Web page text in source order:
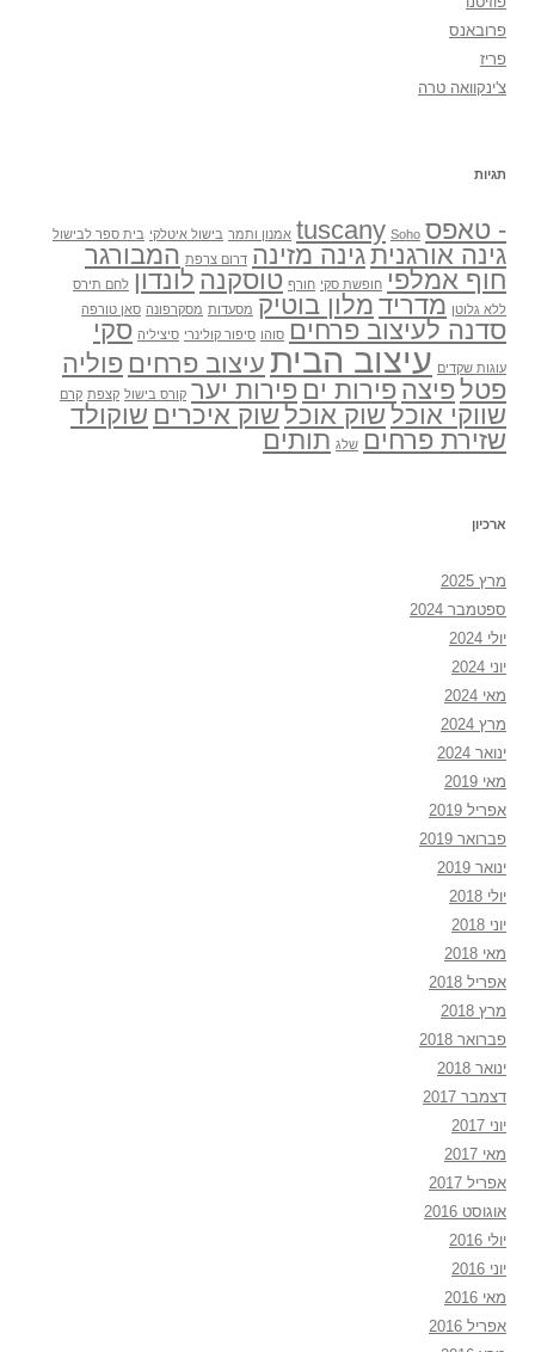
פרובאנס
פריז
צ'ינקוואה טרה
תגיות
- טאפס Soho
tuscany אמנון ותמר בישול איטלקי בית ספר לבישול
גינה אורגניתגינה מזינה דרום צרפת המבורגר
חוף אמלפי חופשת סקי חורף טוסקנה לונדון לחם תירס
ללא גלוטן מדריד מלון בוטיק מסעדות מסקרפונה סאן טורפה
סדנה לעיצוב פרחים סוהו סיפור קולינרי סיציליה סקי
עוגות שקדים עיצוב הבית עיצוב פרחים פוליה
פטלפיצה פירות ים פירות יער קורס בישול קצפת קרם
שווקי אוכל שוק אוכל שוק איכרים שוקולד
שזירת פרחים שלג תותים
ארכיון
מרץ 2025
ספטמבר 2024
יולי 2024
יוני 2024
מאי 2024
מרץ 2024
ינואר 2024
מאי 2019
אפריל 2019
פברואר 2019
ינואר 2019
יולי 2018
יוני 2018
מאי 2018
אפריל 2018
מרץ 2018
פברואר 2018
ינואר 2018
דצמבר 2017
יוני 2017
מאי 2017
אפריל 2017
אוגוסט 2016
יולי 2016
יוני 2016
מאי 2016
אפריל 2016